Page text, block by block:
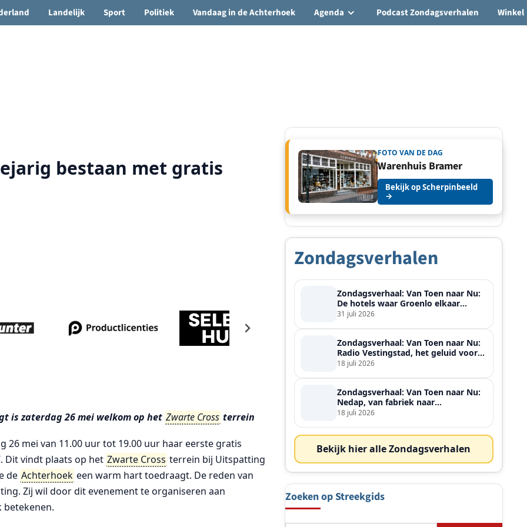
🌤️ Groenlo:14°C • Vandaag 12° / 21°
Landelijk Sport Politiek Vandaag in de Achterhoek Agenda Podcast Zondagsverhalen Winkel
bestaan met gratis
is zaterdag 26 mei welkom op het Zwarte Cross terrein
26 mei van 11.00 uur tot 19.00 uur haar eerste gratis
Dit vindt plaats op het Zwarte Cross terrein bij Uitspatting
de Achterhoek een warm hart toedraagt. De reden van
Zij wil door dit evenement te organiseren aan
betekenen.
FOTO VAN DE DAG
Warenhuis Bramer
Bekijk op Scherpinbeeld
→
Zondagsverhalen
Zondagsverhaal: Van Toen naar Nu:
De hotels waar Groenlo elkaar
ontmoette
31 juli 2026
Zondagsverhaal: Van Toen naar Nu:
Radio Vestingstad, het geluid voor
heel de streek
18 juli 2026
Zondagsverhaal: Van Toen naar Nu:
Nedap, van fabriek naar
wereldspeler
18 juli 2026
Bekijk hier alle Zondagsverhalen
Zoeken op Streekgids